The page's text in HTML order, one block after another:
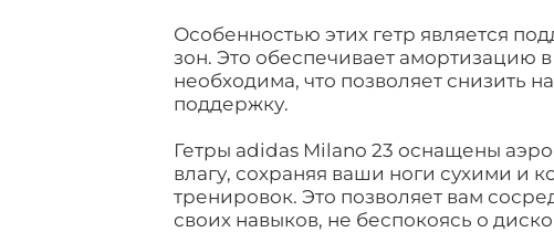
Особенностью этих гетр является
зон. Это обеспечивает амортизацию в
необходима, что позволяет снизить
поддержку.
Гетры adidas Milano 23 оснащены
влагу, сохраняя ваши ноги сухими и
тренировок. Это позволяет вам
своих навыков, не беспокоясь о